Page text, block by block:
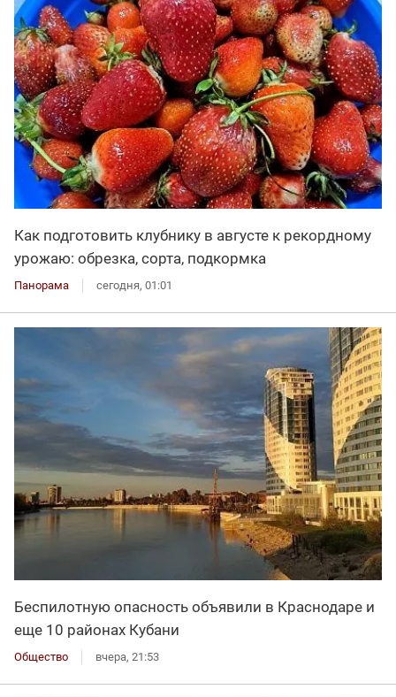
Как подготовить клубнику в августе к рекордному
урожаю: обрезка, сорта, подкормка
Панорама сегодня, 01:01
Беспилотную опасность объявили в Краснодаре и
еще 10 районах Кубани
Общество вчера, 21:53